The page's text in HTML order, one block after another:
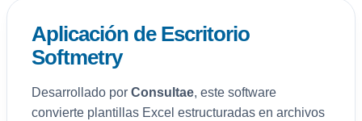
Aplicación de Escritorio
Softmetry
Desarrollado por Consultae, este software
convierte plantillas Excel estructuradas en archivos